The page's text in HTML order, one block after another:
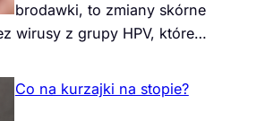
brodawki, to zmiany skórne
wirusy z grupy HPV, które…
Co na kurzajki na stopie?